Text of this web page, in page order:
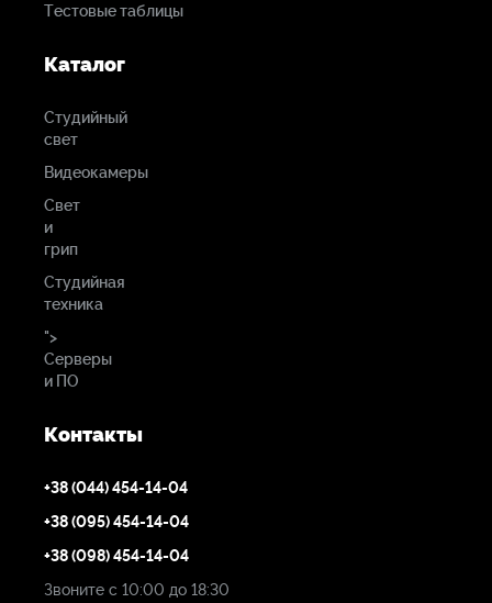
Тестовые таблицы
Каталог
Студийный
свет
Видеокамеры
Свет
и
грип
Студийная
техника
">
Серверы
и ПО
Контакты
+38 (044) 454-14-04
+38 (095) 454-14-04
+38 (098) 454-14-04
Звоните с 10:00 до 18:30